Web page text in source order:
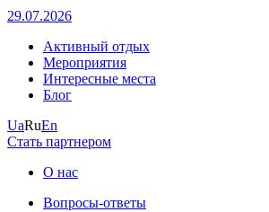
29.07.2026
Активный отдых
Мероприятия
Интересные места
Блог
UaRuEn
Стать партнером
О нас
Вопросы-ответы